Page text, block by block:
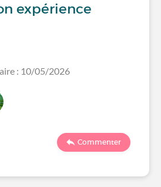
expérience
: 10/05/2026
Commenter